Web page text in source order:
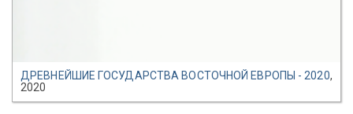
ДРЕВНЕЙШИЕ ГОСУДАРСТВА ВОСТОЧНОЙ ЕВРОПЫ - 2020,
2020